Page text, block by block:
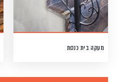
מעקה בית כנסת